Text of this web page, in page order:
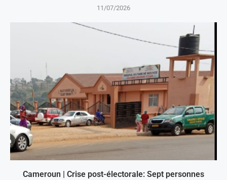
11/07/2026
Cameroun | Crise post-électorale: Sept personnes